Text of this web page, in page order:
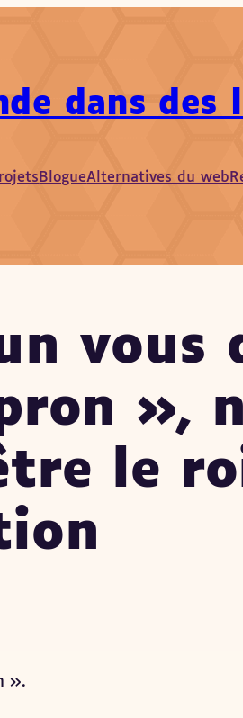
dans des
BlogueAlternatives du web
»,
le
».